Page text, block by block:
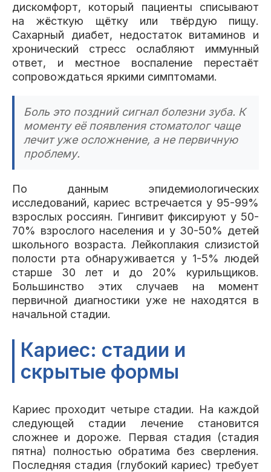
дискомфорт, который пациенты списывают
на жёсткую щётку или твёрдую пищу.
Сахарный диабет, недостаток витаминов и
хронический стресс ослабляют иммунный
ответ, и местное воспаление перестаёт
сопровождаться яркими симптомами.
Боль это поздний сигнал болезни зуба. К
моменту её появления стоматолог чаще
лечит уже осложнение, а не первичную
проблему.
По данным эпидемиологических
исследований, кариес встречается у 95-99%
взрослых россиян. Гингивит фиксируют у 50-
70% взрослого населения и у 30-50% детей
школьного возраста. Лейкоплакия слизистой
полости рта обнаруживается у 1-5% людей
старше 30 лет и до 20% курильщиков.
Большинство этих случаев на момент
первичной диагностики уже не находятся в
начальной стадии.
Кариес: стадии и
скрытые формы
Кариес проходит четыре стадии. На каждой
следующей стадии лечение становится
сложнее и дороже. Первая стадия (стадия
пятна) полностью обратима без сверления.
Последняя стадия (глубокий кариес) требует